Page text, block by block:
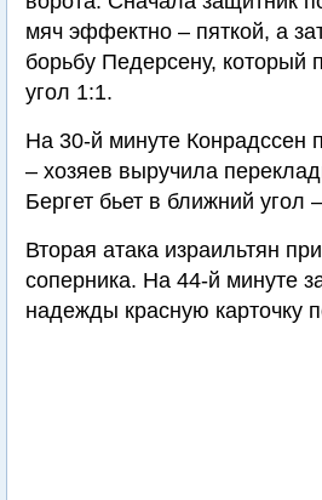
мяч эффектно – пяткой, а
борьбу Педерсену, который
угол 1:1.
На 30-й минуте Конрадссен
– хозяев выручила
Бергет бьет в ближний угол
Вторая атака израильтян
соперника. На 44-й минуте
надежды красную карточку